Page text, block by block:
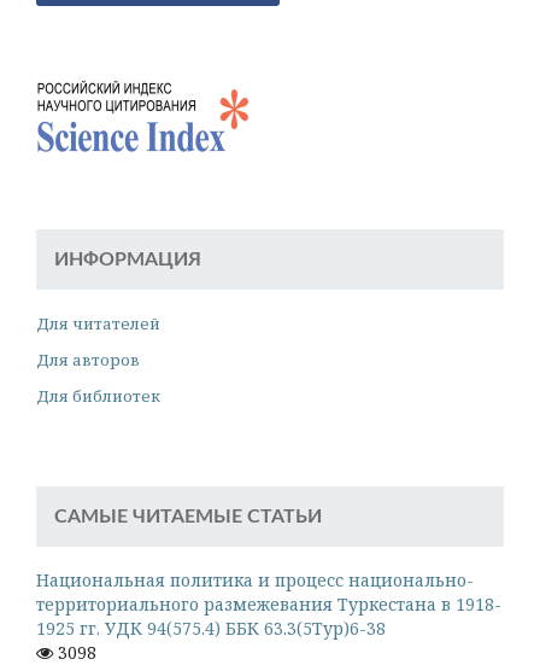
ИНФОРМАЦИЯ
Для читателей
Для авторов
Для библиотек
САМЫЕ ЧИТАЕМЫЕ СТАТЬИ
Национальная политика и процесс национально-
территориального размежевания Туркестана в 1918-
1925 гг. УДК 94(575.4) ББК 63.3(5Тур)6-38
3098